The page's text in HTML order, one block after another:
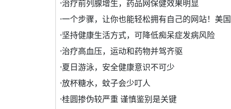
·治疗前列腺增生，药品网保健效果明显
·一个步骤，让你也能轻松拥有自己的网站！美国
·坚持健康生活方式，可降低痴呆症发病风险
·治疗高血压，运动和药物并驾齐驱
·夏日游泳，安全健康意识不可少
·放杯糖水，蚊子会少叮人
·桂圆掺伪较严重 谨慎鉴别是关键